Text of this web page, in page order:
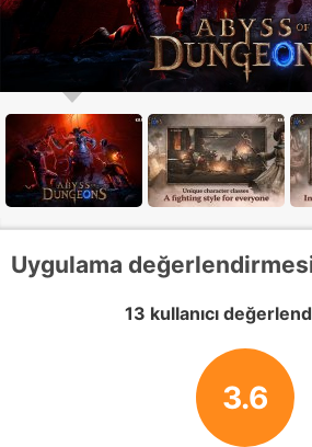
Uygulama
13 kullanıcı
3.6